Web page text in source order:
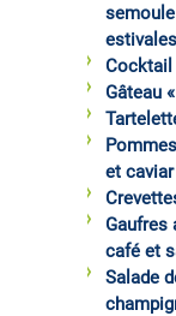
Cocktail
Gâteau
et caviar
Gaufres
café et
Salade